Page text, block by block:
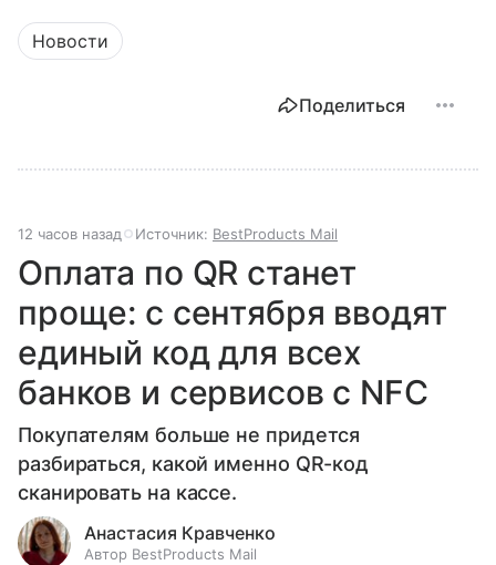
Новости
Поделиться
12 часов назад Источник: BestProducts Mail
Оплата по QR станет
проще: с сентября вводят
единый код для всех
банков и сервисов с NFC
Покупателям больше не придется
разбираться, какой именно QR-код
сканировать на кассе.
Анастасия Кравченко
Автор BestProducts Mail